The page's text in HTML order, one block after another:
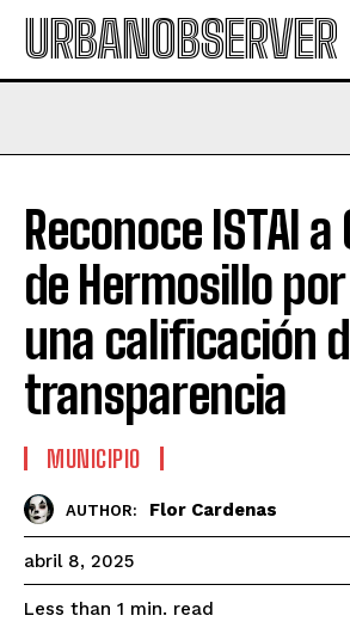
URBANOBSERVER
Reconoce ISTAI
de Hermosillo
una calificación
transparencia
MUNICIPIO
AUTHOR: Flor Cardenas
abril 8, 2025
Less than 1 min. read